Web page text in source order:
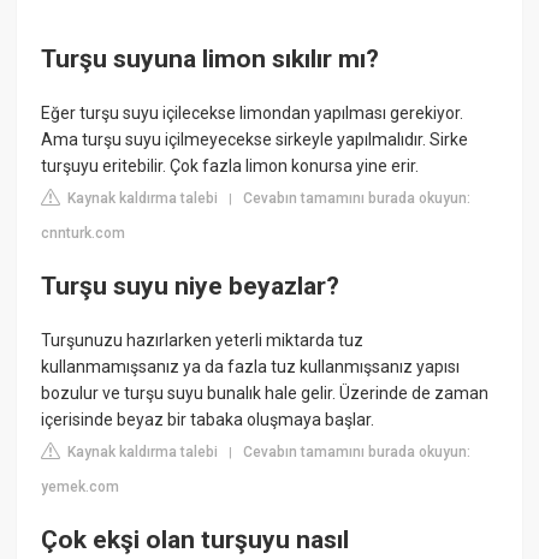
Turşu suyuna limon sıkılır mı?
Eğer turşu suyu içilecekse limondan yapılması gerekiyor.
Ama turşu suyu içilmeyecekse sirkeyle yapılmalıdır. Sirke
turşuyu eritebilir. Çok fazla limon konursa yine erir.
Kaynak kaldırma talebi |Cevabın tamamını burada okuyun:
cnnturk.com
Turşu suyu niye beyazlar?
Turşunuzu hazırlarken yeterli miktarda tuz
kullanmamışsanız ya da fazla tuz kullanmışsanız yapısı
bozulur ve turşu suyu bunalık hale gelir. Üzerinde de zaman
içerisinde beyaz bir tabaka oluşmaya başlar.
Kaynak kaldırma talebi |Cevabın tamamını burada okuyun:
yemek.com
Çok ekşi olan turşuyu nasıl